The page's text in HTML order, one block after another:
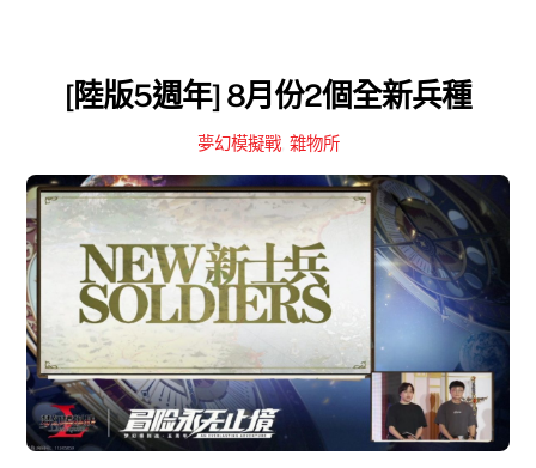
[陸版5週年] 8月份2個全新兵種
夢幻模擬戰, 雜物所